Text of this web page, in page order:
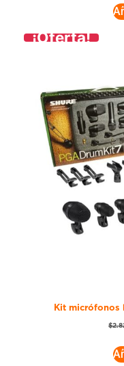
¡Oferta!
Kit micrófonos
$